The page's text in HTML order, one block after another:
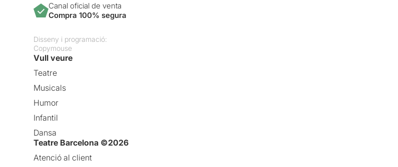
Canal oficial de venta
Compra 100% segura
Disseny i programació:
Copymouse
Vull veure
Teatre
Musicals
Humor
Infantil
Dansa
Teatre Barcelona ©2026
Atenció al client